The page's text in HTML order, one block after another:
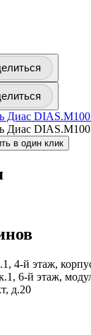
в один клик
4-й этаж,
6-й этаж,
д.20